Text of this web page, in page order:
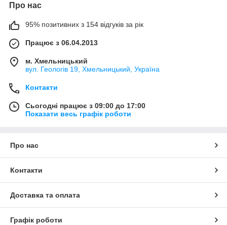
Про нас
95% позитивних з 154 відгуків за рік
Працює з 06.04.2013
м. Хмельницький
вул. Геологів 19, Хмельницький, Україна
Контакти
Сьогодні працює з 09:00 до 17:00
Показати весь графік роботи
Про нас
Контакти
Доставка та оплата
Графік роботи